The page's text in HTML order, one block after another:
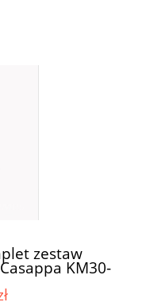
zestaw
KM30-